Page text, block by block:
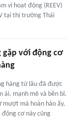
vi hoạt động (REEV)
tại thị trường Thái
với động cơ
hàng từ lâu đã được
ái, mạnh mẽ và bền bỉ.
mượt mà hoàn hảo ấy,
cơ này cũng